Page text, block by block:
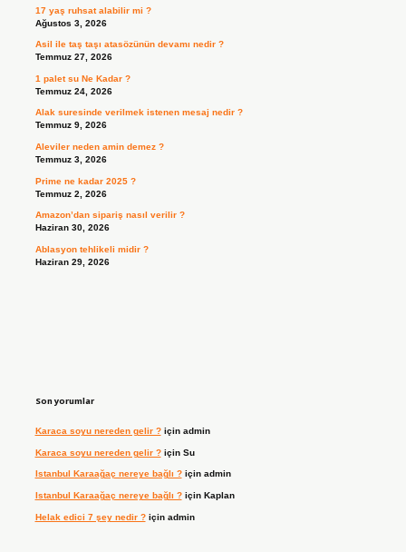
17 yaş ruhsat alabilir mi ?
Ağustos 3, 2026
Asil ile taş taşı atasözünün devamı nedir ?
Temmuz 27, 2026
1 palet su Ne Kadar ?
Temmuz 24, 2026
Alak suresinde verilmek istenen mesaj nedir ?
Temmuz 9, 2026
Aleviler neden amin demez ?
Temmuz 3, 2026
Prime ne kadar 2025 ?
Temmuz 2, 2026
Amazon’dan sipariş nasıl verilir ?
Haziran 30, 2026
Ablasyon tehlikeli midir ?
Haziran 29, 2026
Son yorumlar
Karaca soyu nereden gelir ?için admin
Karaca soyu nereden gelir ?için Su
Istanbul Karaağaç nereye bağlı ?için admin
Istanbul Karaağaç nereye bağlı ?için Kaplan
Helak edici 7 şey nedir ?için admin